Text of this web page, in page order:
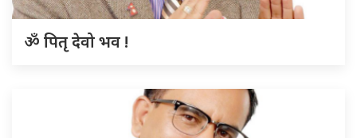
ॐ पितृ देवो भव !